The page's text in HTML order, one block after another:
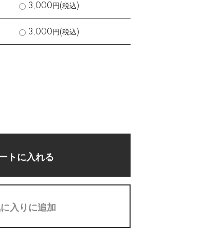
3,000円(税込)
3,000円(税込)
トに入れる
入りに追加